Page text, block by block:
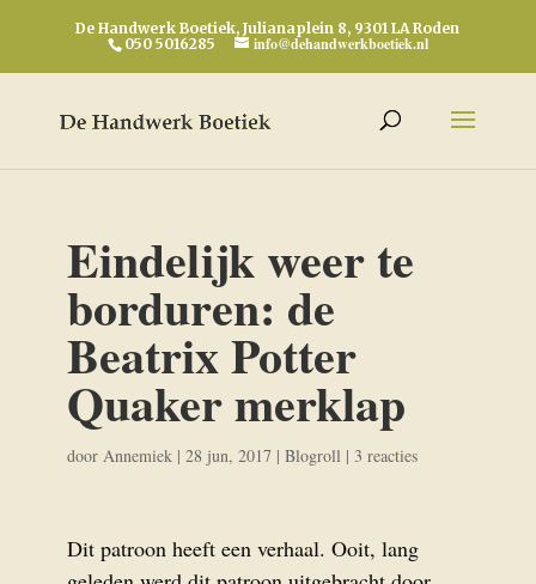
De Handwerk Boetiek, Julianaplein 8, 9301 LA Roden
050 5016285
info@dehandwerkboetiek.nl
Eindelijk weer te
borduren: de
Beatrix Potter
Quaker merklap
door Annemiek| 28 jun, 2017| Blogroll | 3 reacties
Dit patroon heeft een verhaal. Ooit, lang